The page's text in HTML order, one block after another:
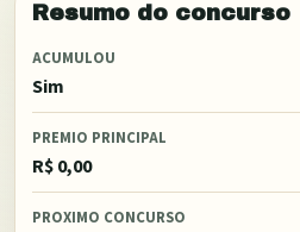
Resumo do concurso
ACUMULOU
Sim
PREMIO PRINCIPAL
R$ 0,00
PROXIMO CONCURSO